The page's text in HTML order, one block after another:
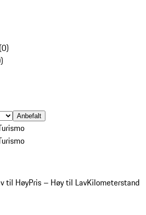
(0)
)
Anbefalt
til HøyPris – Høy til LavKilometerstand